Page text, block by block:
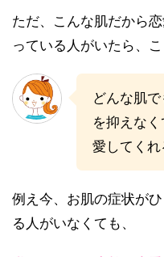
ただ、こんな肌だから
っている人がいたら、
どんな肌
を抑えなく
愛してくれ
例え今、お肌の症状が
る人がいなくても、